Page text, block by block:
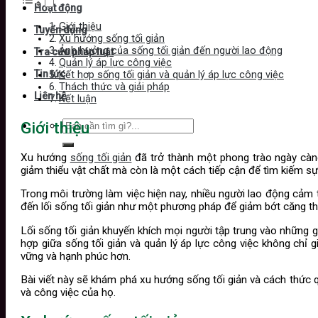
Hoạt động
Tuyển dụng
Tra cứu pháp luật
Tin tức
Liên hệ
Giới thiệu
Xu hướng sống tối giản
Ảnh hưởng của sống tối giản đến người lao động
Quản lý áp lực công việc
Kết hợp sống tối giản và quản lý áp lực công việc
Thách thức và giải pháp
Kết luận
Giới thiệu
Xu hướng sống tối giản đã trở thành một phong trào ngày
giảm thiểu vật chất mà còn là một cách tiếp cận để tìm kiếm
Trong môi trường làm việc hiện nay, nhiều người lao động
đến lối sống tối giản như một phương pháp để giảm bớt căng
Lối sống tối giản khuyến khích mọi người tập trung vào
hợp giữa sống tối giản và quản lý áp lực công việc không
vững và hạnh phúc hơn.
Bài viết này sẽ khám phá xu hướng sống tối giản và cách
và công việc của họ.